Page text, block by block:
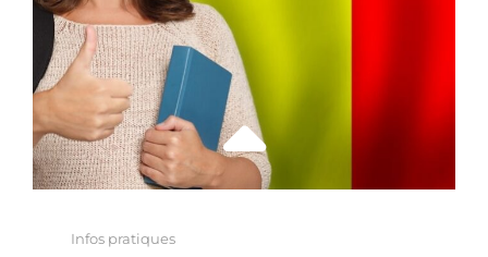
METS-
VINS
Categories
Infos pratiques